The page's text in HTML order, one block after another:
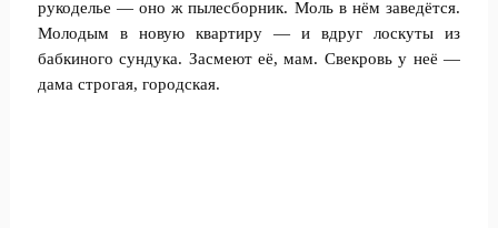
рукоделье — оно ж пылесборник. Моль в нём заведётся.
Молодым в новую квартиру — и вдруг лоскуты из
бабкиного сундука. Засмеют её, мам. Свекровь у неё —
дама строгая, городская.